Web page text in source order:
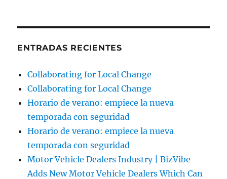
ENTRADAS RECIENTES
Collaborating for Local Change
Collaborating for Local Change
Horario de verano: empiece la nueva
temporada con seguridad
Horario de verano: empiece la nueva
temporada con seguridad
Motor Vehicle Dealers Industry | BizVibe
Adds New Motor Vehicle Dealers Which Can